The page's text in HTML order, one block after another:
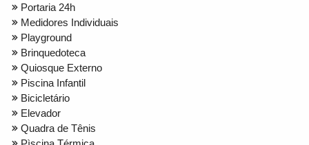
Portaria 24h
Medidores Individuais
Playground
Brinquedoteca
Quiosque Externo
Piscina Infantil
Bicicletário
Elevador
Quadra de Tênis